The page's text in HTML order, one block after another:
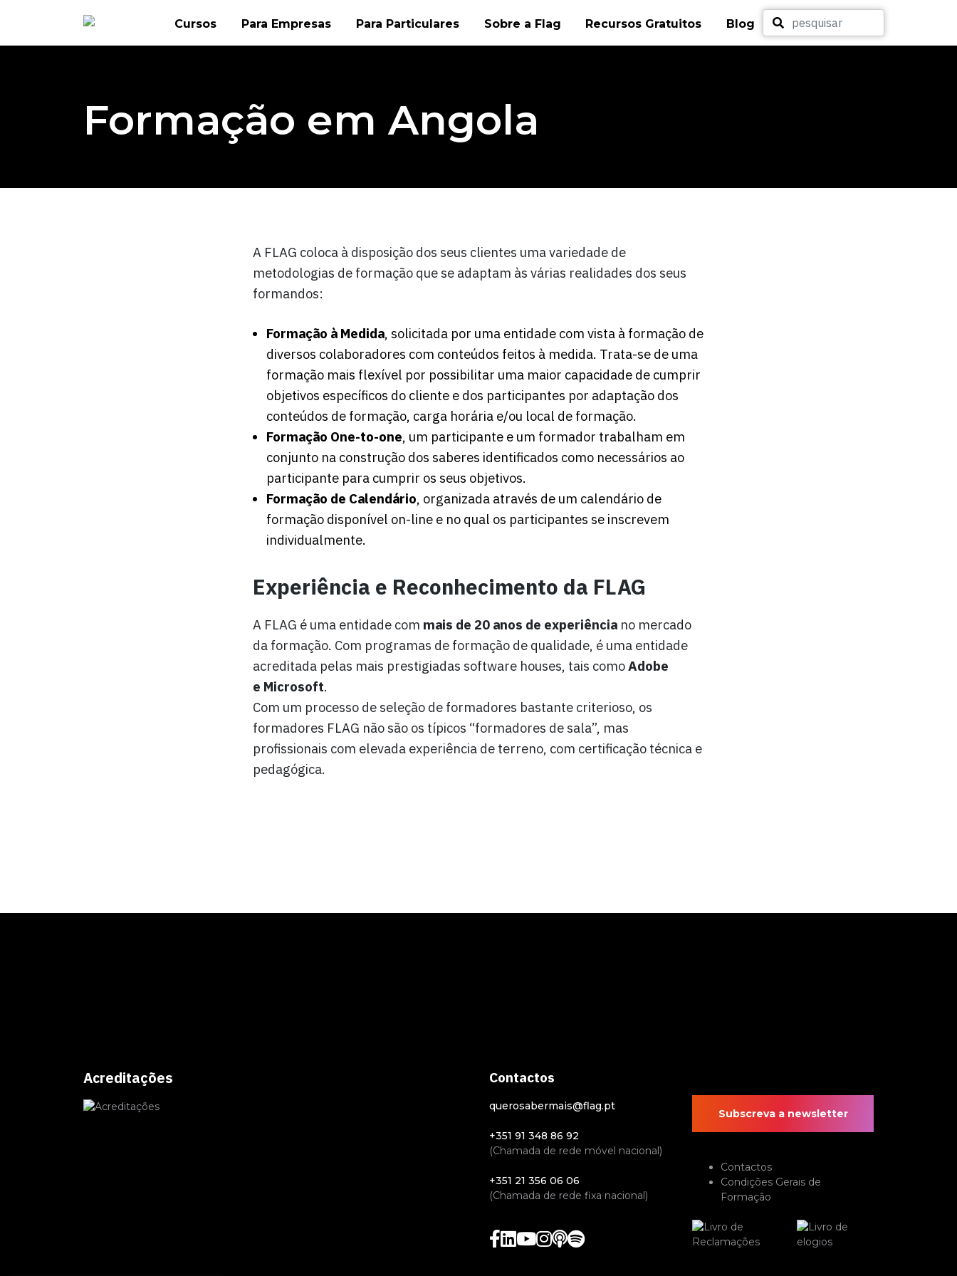
content
Cursos Para Empresas Para Particulares Sobre a Flag Recursos Gratuitos Blog
Formação em Angola
A FLAG coloca à disposição dos seus clientes uma variedade de
metodologias de formação que se adaptam às várias realidades dos seus
formandos:
Formação à Medida, solicitada por uma entidade com vista à formação de
diversos colaboradores com conteúdos feitos à medida. Trata-se de uma
formação mais flexível por possibilitar uma maior capacidade de cumprir
objetivos específicos do cliente e dos participantes por adaptação dos
conteúdos de formação, carga horária e/ou local de formação.
Formação One-to-one, um participante e um formador trabalham em
conjunto na construção dos saberes identificados como necessários ao
participante para cumprir os seus objetivos.
Formação de Calendário, organizada através de um calendário de
formação disponível on-line e no qual os participantes se inscrevem
individualmente.
Experiência e Reconhecimento da FLAG
A FLAG é uma entidade com mais de 20 anos de experiênciano mercado
da formação. Com programas de formação de qualidade, é uma entidade
acreditada pelas mais prestigiadas software houses, tais comoAdobe
e Microsoft.
Com um processo de seleção de formadores bastante criterioso, os
formadores FLAG não são os típicos “formadores de sala”, mas
profissionais com elevada experiência de terreno, com certificação técnica e
pedagógica.
Acreditações Contactos
querosabermais@flag.pt
+351 91 348 86 92
(Chamada de rede móvel nacional)
+351 21 356 06 06
(Chamada de rede fixa nacional)
Subscreva a newsletter
Contactos
Condições Gerais de
Formação